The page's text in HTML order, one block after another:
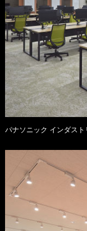
パナソニック インダス